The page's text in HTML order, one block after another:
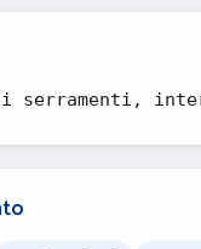
serramenti,